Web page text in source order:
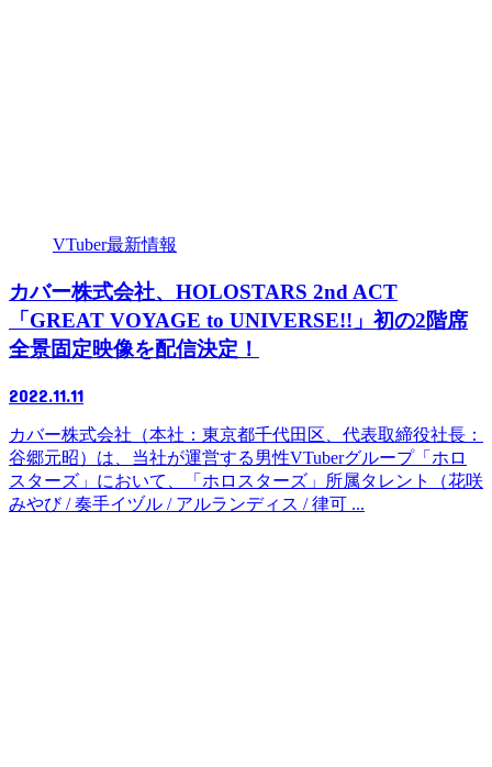
VTuber最新情報
カバー株式会社、HOLOSTARS 2nd ACT
「GREAT VOYAGE to UNIVERSE!!」初の2階席
全景固定映像を配信決定！
2022.11.11
カバー株式会社（本社：東京都千代田区、代表取締役社長：
谷郷元昭）は、当社が運営する男性VTuberグループ「ホロ
スターズ」において、「ホロスターズ」所属タレント（花咲
みやび / 奏手イヅル / アルランディス / 律可 ...